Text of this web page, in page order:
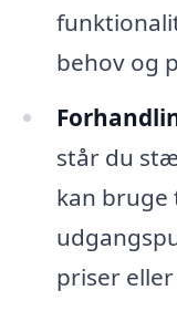
behov og
står du
kan bruge
priser